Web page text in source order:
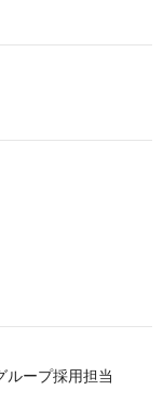
ループ採用担当